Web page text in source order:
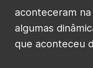
aconteceram
algumas
que aconteceu